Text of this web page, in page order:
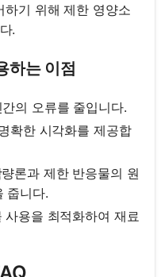
하기 위해 제한 영양소
.
하는 이점
의 오류를 줄입니다.
확한 시각화를 제공합
론과 제한 반응물의 원
줍니다.
사용을 최적화하여 재료